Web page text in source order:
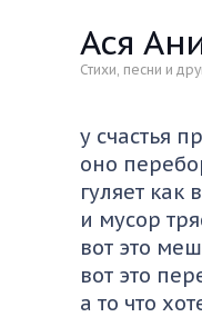
Ася
Стихи, песни и
у счастья
оно
гуляет как
и мусор
вот это
вот это
а то что